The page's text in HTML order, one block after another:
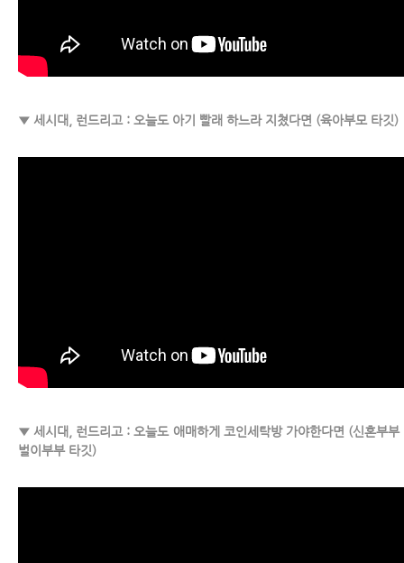
▼ 세시대, 런드리고 : 오늘도 아기 빨래 하느라 지쳤다면 (육아부모 타깃)
▼ 세시대, 런드리고 : 오늘도 애매하게 코인세탁방 가야한다면 (신혼부부
벌이부부 타깃)